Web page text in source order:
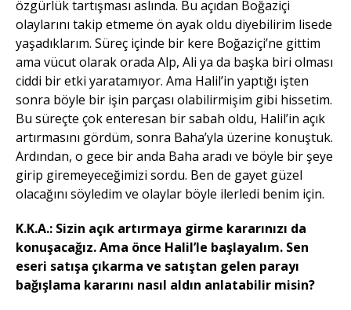
özgürlük tartışması aslında. Bu açıdan Boğaziçi
olaylarını takip etmeme ön ayak oldu diyebilirim lisede
yaşadıklarım. Süreç içinde bir kere Boğaziçi’ne gittim
ama vücut olarak orada Alp, Ali ya da başka biri olması
ciddi bir etki yaratamıyor. Ama Halil’in yaptığı işten
sonra böyle bir işin parçası olabilirmişim gibi hissetim.
Bu süreçte çok enteresan bir sabah oldu, Halil’in açık
artırmasını gördüm, sonra Baha’yla üzerine konuştuk.
Ardından, o gece bir anda Baha aradı ve böyle bir şeye
girip giremeyeceğimizi sordu. Ben de gayet güzel
olacağını söyledim ve olaylar böyle ilerledi benim için.
K.K.A.: Sizin açık artırmaya girme kararınızı da
konuşacağız. Ama önce Halil’le başlayalım. Sen
eseri satışa çıkarma ve satıştan gelen parayı
bağışlama kararını nasıl aldın anlatabilir misin?